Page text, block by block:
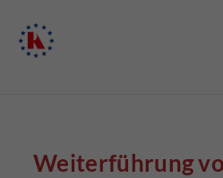
Weiterführung